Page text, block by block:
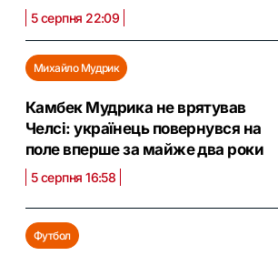
5 серпня 22:09
Михайло Мудрик
Камбек Мудрика не врятував
Челсі: українець повернувся на
поле вперше за майже два роки
5 серпня 16:58
Футбол